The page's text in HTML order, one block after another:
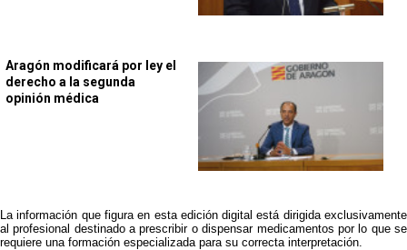
Aragón modificará por ley el
derecho a la segunda
opinión médica
La información que figura en esta edición digital está dirigida exclusivamente
al profesional destinado a prescribir o dispensar medicamentos por lo que se
requiere una formación especializada para su correcta interpretación.